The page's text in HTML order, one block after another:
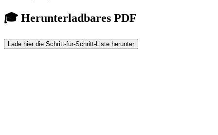
🎓 Herunterladbares PDF
Lade hier die Schritt-für-Schritt-Liste herunter